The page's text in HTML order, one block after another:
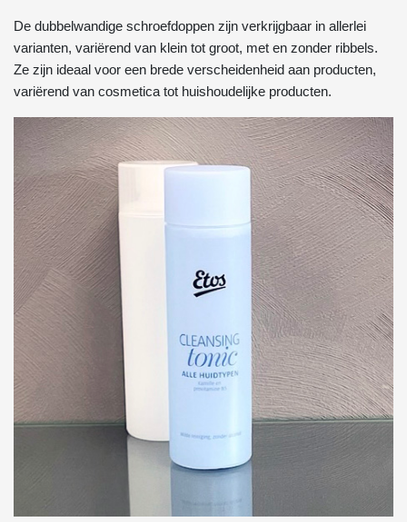
De dubbelwandige schroefdoppen zijn verkrijgbaar in allerlei
varianten, variërend van klein tot groot, met en zonder ribbels.
Ze zijn ideaal voor een brede verscheidenheid aan producten,
variërend van cosmetica tot huishoudelijke producten.